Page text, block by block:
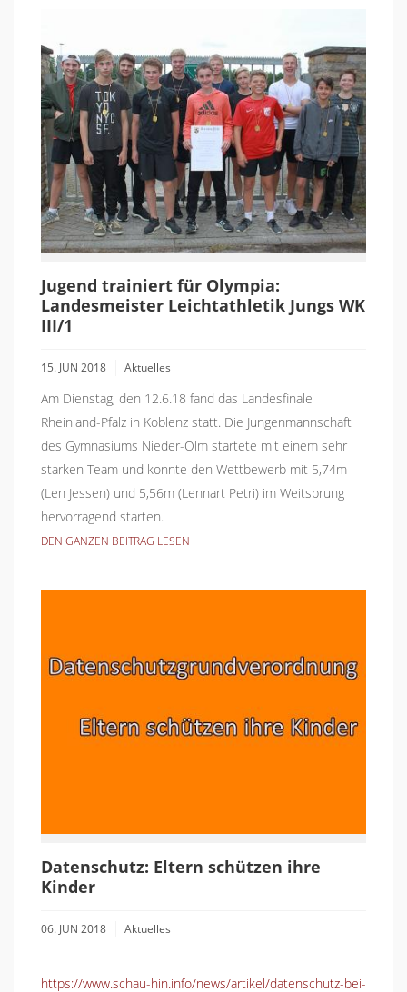
Jugend trainiert für Olympia:
Landesmeister Leichtathletik Jungs WK
III/1
15. JUN 2018 Aktuelles
Am Dienstag, den 12.6.18 fand das Landesfinale
Rheinland-Pfalz in Koblenz statt. Die Jungenmannschaft
des Gymnasiums Nieder-Olm startete mit einem sehr
starken Team und konnte den Wettbewerb mit 5,74m
(Len Jessen) und 5,56m (Lennart Petri) im Weitsprung
hervorragend starten.
DEN GANZEN BEITRAG LESEN
Datenschutz: Eltern schützen ihre
Kinder
06. JUN 2018 Aktuelles
https://www.schau-hin.info/news/artikel/datenschutz-bei-